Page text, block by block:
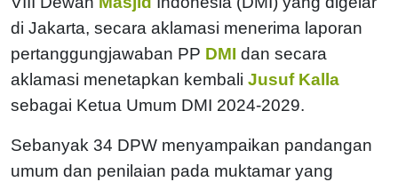
di Jakarta, secara aklamasi menerima laporan
pertanggungjawaban PP DMI dan secara
aklamasi menetapkan kembali Jusuf Kalla
sebagai Ketua Umum DMI 2024-2029.
Sebanyak 34 DPW menyampaikan pandangan
umum dan penilaian pada muktamar yang